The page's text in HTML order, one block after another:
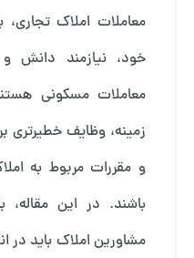
معاملات املاک
خود، نیازمند دانش
معاملات مسکونی
زمینه، وظایف خطیرتری
و مقررات مربوط به
باشند. در این
مشاورین املاک باید در